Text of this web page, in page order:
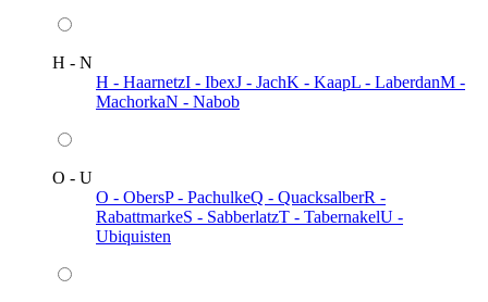
H - N
H - HaarnetzI - IbexJ - JachK - KaapL - LaberdanM -
MachorkaN - Nabob
O - U
O - ObersP - PachulkeQ - QuacksalberR -
RabattmarkeS - SabberlatzT - TabernakelU -
Ubiquisten